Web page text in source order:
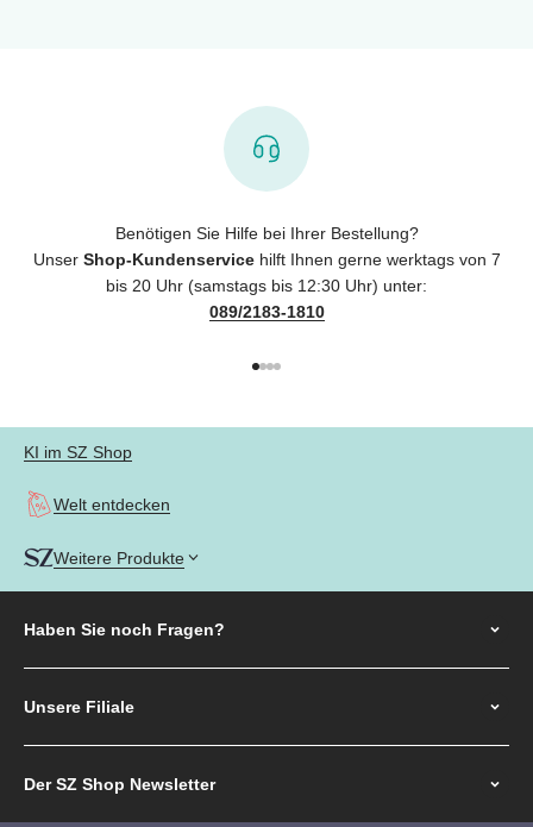
Benötigen Sie Hilfe bei Ihrer Bestellung?
Unser Shop-Kundenservicehilft Ihnen gerne werktags von 7
bis 20 Uhr (samstags bis 12:30 Uhr) unter:
089/2183-1810
KI im SZ Shop
Welt entdecken
Weitere Produkte
Haben Sie noch Fragen?
Unsere Filiale
Der SZ Shop Newsletter